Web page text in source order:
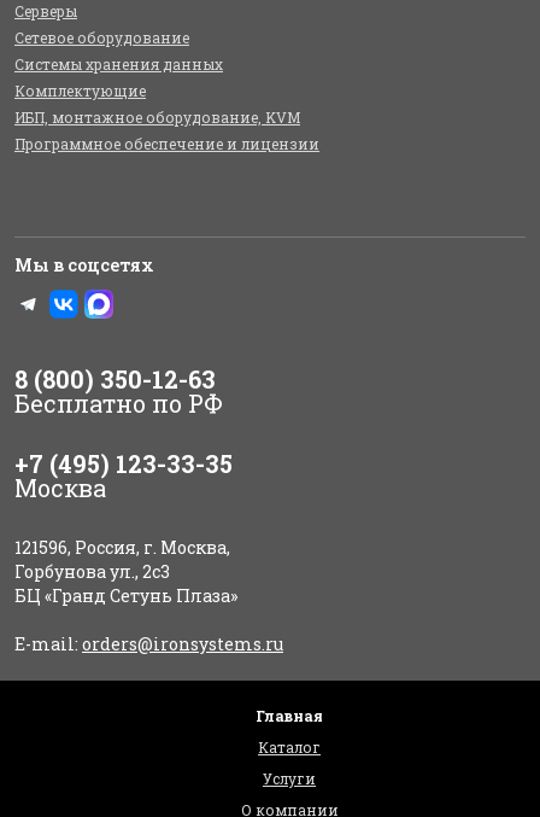
Серверы
Сетевое оборудование
Системы хранения данных
Комплектующие
ИБП, монтажное оборудование, KVM
Программное обеспечение и лицензии
Мы в соцсетях
8 (800) 350-12-63
Бесплатно по РФ
+7 (495) 123-33-35
Москва
121596, Россия, г. Москва,
Горбунова ул., 2с3
БЦ «Гранд Сетунь Плаза»
E-mail: orders@ironsystems.ru
Главная
Каталог
Услуги
О компании